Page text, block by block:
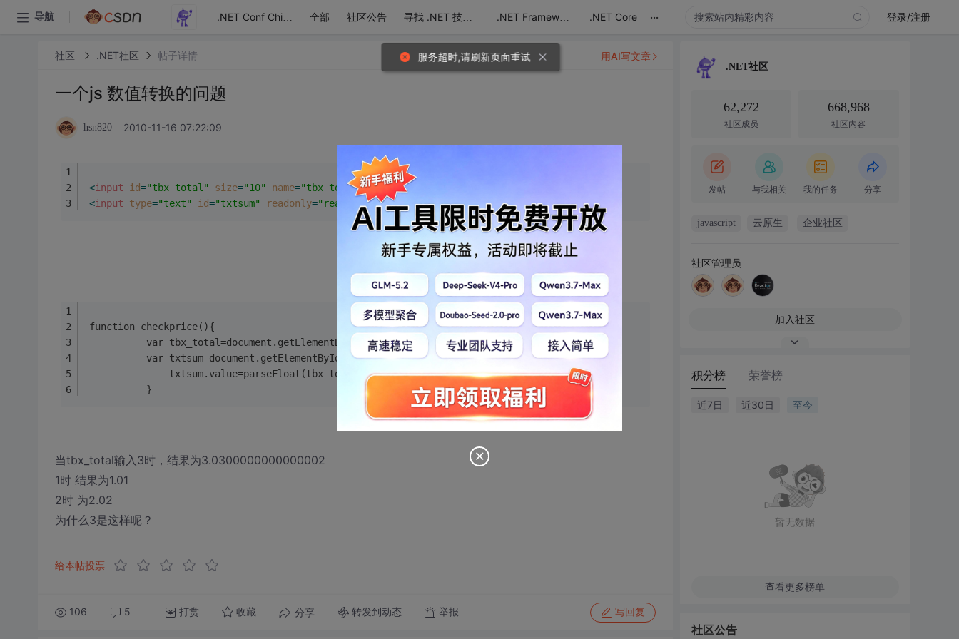
导航 .NET Conf China 全部 社区公告 寻找 .NET 技术达人 .NET Framework .NET Core ... 登录/注册
社区 .NET社区 帖子详情
一个js 数值转换的问题
hsn820 2010-11-16 07:22:09
<input id="tbx_total" size="10" name="tbx_total" type= "text"
<input type="text" id="txtsum" readonly="readonly" maxlength= "7" size ="12" />
function checkprice(){
           var tbx_total=document.getElementById("tbx_total");
           var txtsum=document.getElementById("txtsum");
               txtsum.value=parseFloat(tbx_total.value)*1.01;
           }
当tbx_total输入3时，结果为3.0300000000000002
1时 结果为1.01
2时 为2.02
为什么3是这样呢？
给本帖投票
106 5 打赏 收藏 分享 转发到动态 举报 写回复
用AI写文章
.NET社区
62,272
社区成员
668,968
社区内容
发帖 与我相关 我的任务 分享
javascript 云原生 企业社区
社区管理员
加入社区
积分榜 荣誉榜
近7日 近30日 至今
暂无数据
查看更多榜单
社区公告
服务超时,请刷新页面重试